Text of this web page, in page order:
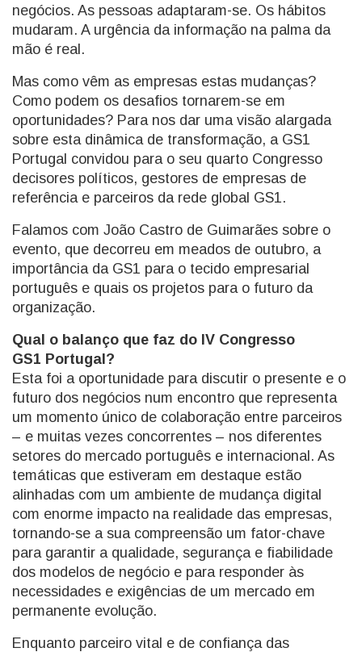
negócios. As pessoas adaptaram-se. Os hábitos
mudaram. A urgência da informação na palma da
mão é real.
Mas como vêm as empresas estas mudanças?
Como podem os desafios tornarem-se em
oportunidades? Para nos dar uma visão alargada
sobre esta dinâmica de transformação, a GS1
Portugal convidou para o seu quarto Congresso
decisores políticos, gestores de empresas de
referência e parceiros da rede global GS1.
Falamos com João Castro de Guimarães sobre o
evento, que decorreu em meados de outubro, a
importância da GS1 para o tecido empresarial
português e quais os projetos para o futuro da
organização.
Qual o balanço que faz do IV Congresso
GS1 Portugal?
Esta foi a oportunidade para discutir o presente e o
futuro dos negócios num encontro que representa
um momento único de colaboração entre parceiros
– e muitas vezes concorrentes – nos diferentes
setores do mercado português e internacional. As
temáticas que estiveram em destaque estão
alinhadas com um ambiente de mudança digital
com enorme impacto na realidade das empresas,
tornando-se a sua compreensão um fator-chave
para garantir a qualidade, segurança e fiabilidade
dos modelos de negócio e para responder às
necessidades e exigências de um mercado em
permanente evolução.
Enquanto parceiro vital e de confiança das